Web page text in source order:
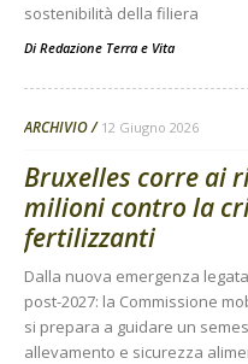
sostenibilità della filiera
Di Redazione Terra e Vita
ARCHIVIO 12 Giugno 2026
Bruxelles corre ai
milioni contro la
fertilizzanti
Dalla nuova emergenza
post-2027: la Commissione
si prepara a guidare un
allevamento e sicurezza